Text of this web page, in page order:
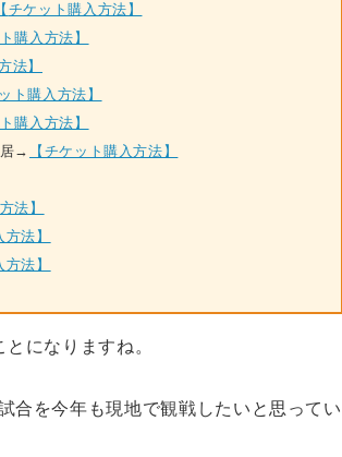
【 チケット購入方法】
購入方法】
法】
ト購入方法】
購入方法】
居→
【チケット購入方法】
法】
法】
法】
になりますね。
合を今年も現地で観戦したいと思ってい